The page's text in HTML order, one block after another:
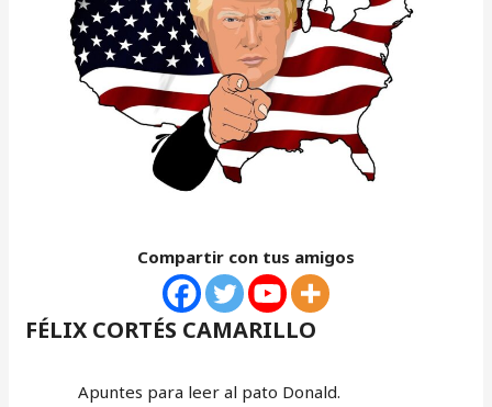
Compartir con tus amigos
FÉLIX CORTÉS CAMARILLO
Apuntes para leer al pato Donald.